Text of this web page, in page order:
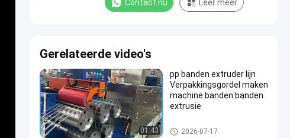
Contact nu Leer meer
Gerelateerde video's
01:43
pp banden extruder lijn
Verpakkingsgordel maken
machine banden banden
extrusie
PP-bandmachine
2026-07-17